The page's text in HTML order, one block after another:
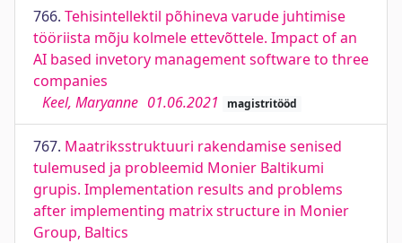
766. Tehisintellektil põhineva varude juhtimise
tööriista mõju kolmele ettevõttele. Impact of an
AI based invetory management software to three
companies
Keel, Maryanne 01.06.2021 magistritööd
767. Maatriksstruktuuri rakendamise senised
tulemused ja probleemid Monier Baltikumi
grupis. Implementation results and problems
after implementing matrix structure in Monier
Group, Baltics